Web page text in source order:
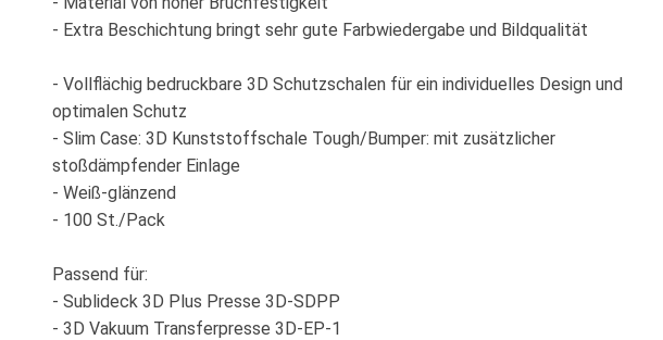
- Extra Beschichtung bringt sehr gute Farbwiedergabe und Bildqualität
- Vollflächig bedruckbare 3D Schutzschalen für ein individuelles Design und
optimalen Schutz
- Slim Case: 3D Kunststoffschale Tough/Bumper: mit zusätzlicher
stoßdämpfender Einlage
- Weiß-glänzend
- 100 St./Pack
Passend für:
- Sublideck 3D Plus Presse 3D-SDPP
- 3D Vakuum Transferpresse 3D-EP-1